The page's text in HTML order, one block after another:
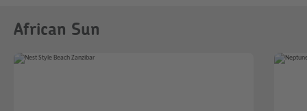
African Sun